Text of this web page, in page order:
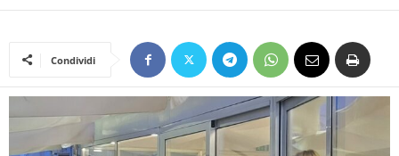
Condividi